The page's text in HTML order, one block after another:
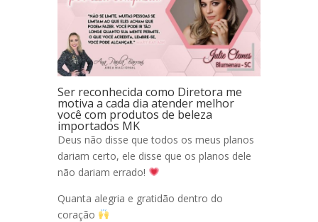
Ser reconhecida como Diretora me
motiva a cada dia atender melhor
você com produtos de beleza
importados MK
Deus não disse que todos os meus planos
dariam certo, ele disse que os planos dele
não dariam errado!
Quanta alegria e gratidão dentro do
coração